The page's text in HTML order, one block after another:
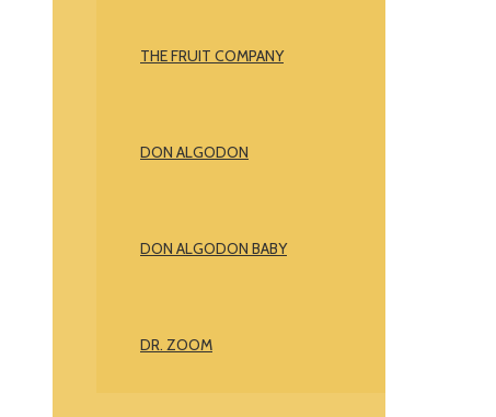
THE FRUIT COMPANY
DON ALGODON
DON ALGODON BABY
DR. ZOOM